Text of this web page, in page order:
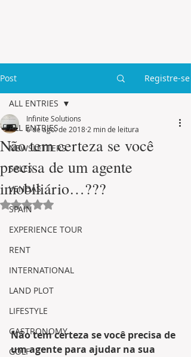
Post Registre-se
ALL ENTRIES
NEWSLETTERS
SALES
VENDAS
SPAIN
EXPERIENCE TOUR
RENT
INTERNATIONAL
LAND PLOT
LIFESTYLE
GASTRONOMY
GOLF
ALL ENTRIES
Não tem certeza se você
precisa de um agente
imobiliário…???
Infinite Solutions
6 de ago. de 2018 2 min de leitura
Avaliado com NaN de 5 estrelas.
Não tem certeza se você precisa de
um agente para ajudar na sua